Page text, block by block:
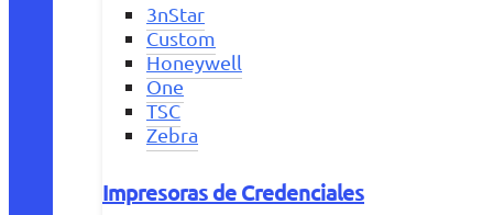
3nStar
Custom
Honeywell
One
TSC
Zebra
Impresoras de Credenciales